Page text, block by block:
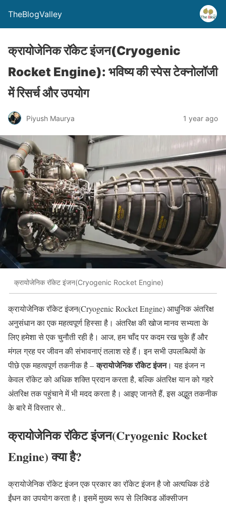
TheBlogValley
क्रायोजेनिक रॉकेट इंजन(Cryogenic
Rocket Engine): भविष्य की स्पेस टेक्नोलॉजी
में रिसर्च और उपयोग
Piyush Maurya 1 year ago
क्रायोजेनिक रॉकेट इंजन(Cryogenic Rocket Engine)
क्रायोजेनिक रॉकेट इंजन(Cryogenic Rocket Engine) आधुनिक अंतरिक्ष
अनुसंधान का एक महत्वपूर्ण हिस्सा है। अंतरिक्ष की खोज मानव सभ्यता के
लिए हमेशा से एक चुनौती रही है। आज, हम चाँद पर कदम रख चुके हैं और
मंगल ग्रह पर जीवन की संभावनाएं तलाश रहे हैं। इन सभी उपलब्धियों के
पीछे एक महत्वपूर्ण तकनीक है –क्रायोजेनिक रॉकेट इंजन। यह इंजन न
केवल रॉकेट को अधिक शक्ति प्रदान करता है, बल्कि अंतरिक्ष यान को गहरे
अंतरिक्ष तक पहुंचाने में भी मदद करता है। आइए जानते हैं, इस अद्भुत तकनीक
के बारे में विस्तार से..
क्रायोजेनिक रॉकेट इंजन(Cryogenic Rocket
Engine) क्या है?
क्रायोजेनिक रॉकेट इंजन एक प्रकार का रॉकेट इंजन है जो अत्यधिक ठंडे
ईंधन का उपयोग करता है। इसमें मुख्य रूप से लिक्विड ऑक्सीजन